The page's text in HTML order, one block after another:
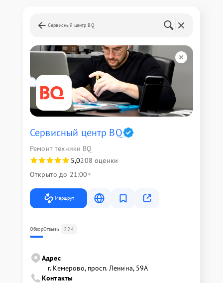
Сервисный центр BQ
Сервисный центр BQ
Ремонт техники BQ
5,0208 оценки
Открыто до 21:00
Маршрут
ОбзорОтзывы 224
Адрес
г. Кемерово, просп. Ленина, 59А
Контакты